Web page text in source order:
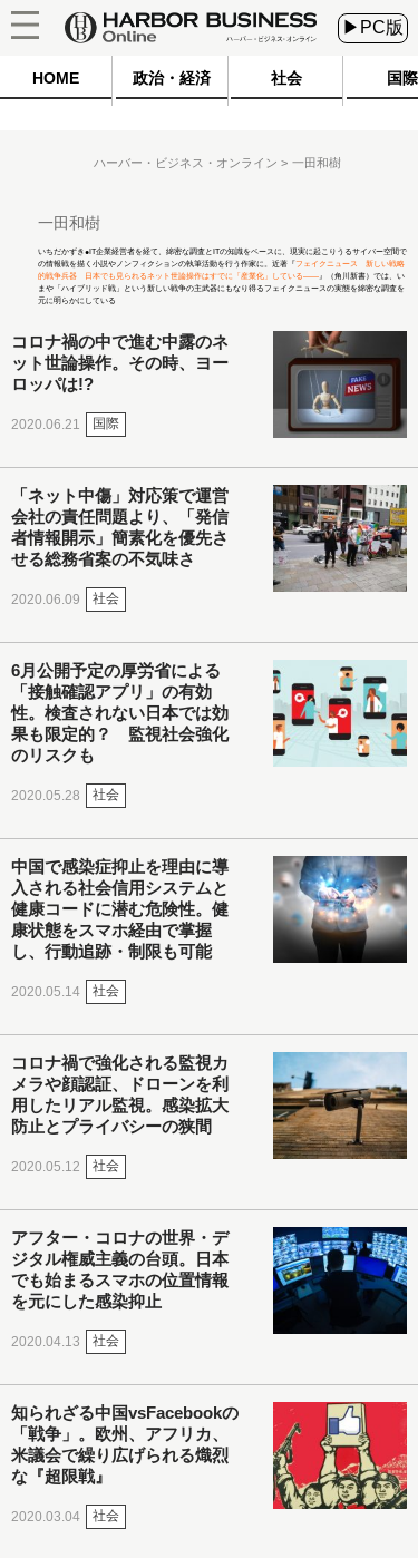
▶PC版
HOME 政治・経済 社会 国際
ハーバー・ビジネス・オンライン 一田和樹
一田和樹
いちだかずき●IT企業経営者を経て、綿密な調査とITの知識をベースに、現実に起こりうるサイバー空間で
の情報戦を描く小説やノンフィクションの執筆活動を行う作家に。近著『フェイクニュース 新しい戦略
的戦争兵器 日本でも見られるネット世論操作はすでに「産業化」している―― 』（角川新書）では、い
まや「ハイブリッド戦」という新しい戦争の主武器にもなり得るフェイクニュースの実態を綿密な調査を
元に明らかにしている
コロナ禍の中で進む中露のネ
ット世論操作。その時、ヨー
ロッパは!?
2020.06.21 国際
「ネット中傷」対応策で運営
会社の責任問題より、「発信
者情報開示」簡素化を優先さ
せる総務省案の不気味さ
2020.06.09 社会
6月公開予定の厚労省による
「接触確認アプリ」の有効
性。検査されない日本では効
果も限定的？ 監視社会強化
のリスクも
2020.05.28 社会
中国で感染症抑止を理由に導
入される社会信用システムと
健康コードに潜む危険性。健
康状態をスマホ経由で掌握
し、行動追跡・制限も可能
2020.05.14 社会
コロナ禍で強化される監視カ
メラや顔認証、ドローンを利
用したリアル監視。感染拡大
防止とプライバシーの狭間
2020.05.12 社会
アフター・コロナの世界・デ
ジタル権威主義の台頭。日本
でも始まるスマホの位置情報
を元にした感染抑止
2020.04.13 社会
知られざる中国vsFacebookの
「戦争」。欧州、アフリカ、
米議会で繰り広げられる熾烈
な『超限戦』
2020.03.04 社会